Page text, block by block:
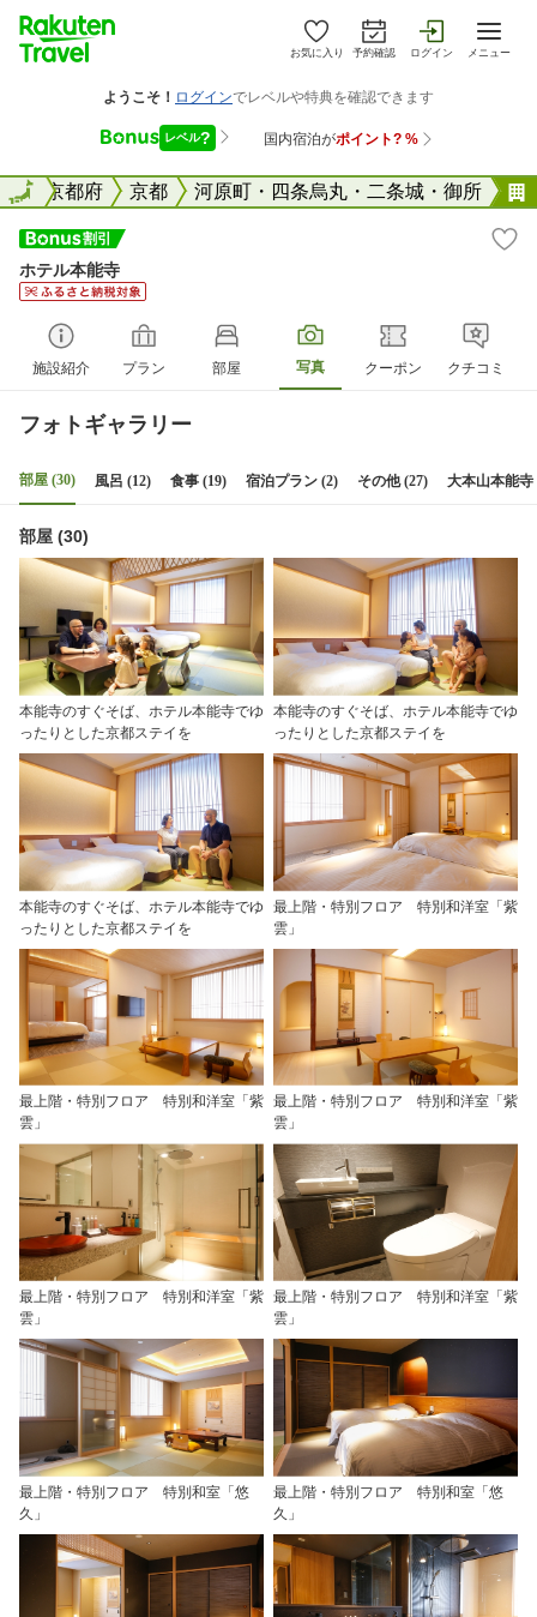
お気に入り 予約確認 ログイン メニュー
全国京都府 京都 河原町・四条烏丸・二条城・御所
全国
ホテル本能寺
施設紹介 プラン 部屋 写真 クーポン クチコミ
フォトギャラリー
部屋 (30) 風呂 (12) 食事 (19) 宿泊プラン (2) その他 (27) 大本山本能寺
部屋 (30)
本能寺のすぐそば、ホテル本能寺でゆ
ったりとした京都ステイを
本能寺のすぐそば、ホテル本能寺でゆ
ったりとした京都ステイを
本能寺のすぐそば、ホテル本能寺でゆ
ったりとした京都ステイを
最上階・特別フロア 特別和洋室「紫
雲」
最上階・特別フロア 特別和洋室「紫
雲」
最上階・特別フロア 特別和洋室「紫
雲」
最上階・特別フロア 特別和洋室「紫
雲」
最上階・特別フロア 特別和洋室「紫
雲」
最上階・特別フロア 特別和室「悠
久」
最上階・特別フロア 特別和室「悠
久」